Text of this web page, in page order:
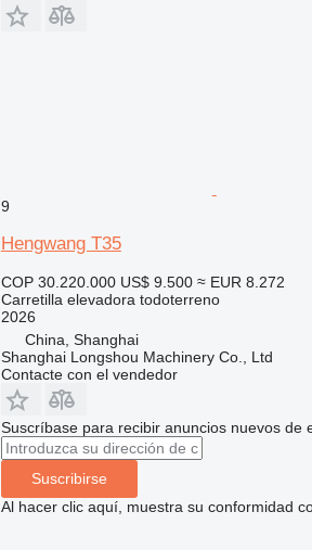
9
Hengwang T35
COP 30.220.000 US$ 9.500 ≈ EUR 8.272
Carretilla elevadora todoterreno
2026
China, Shanghai
Shanghai Longshou Machinery Co., Ltd
Contacte con el vendedor
Suscríbase para recibir anuncios nuevos de
Suscribirse
Al hacer clic aquí, muestra su conformidad